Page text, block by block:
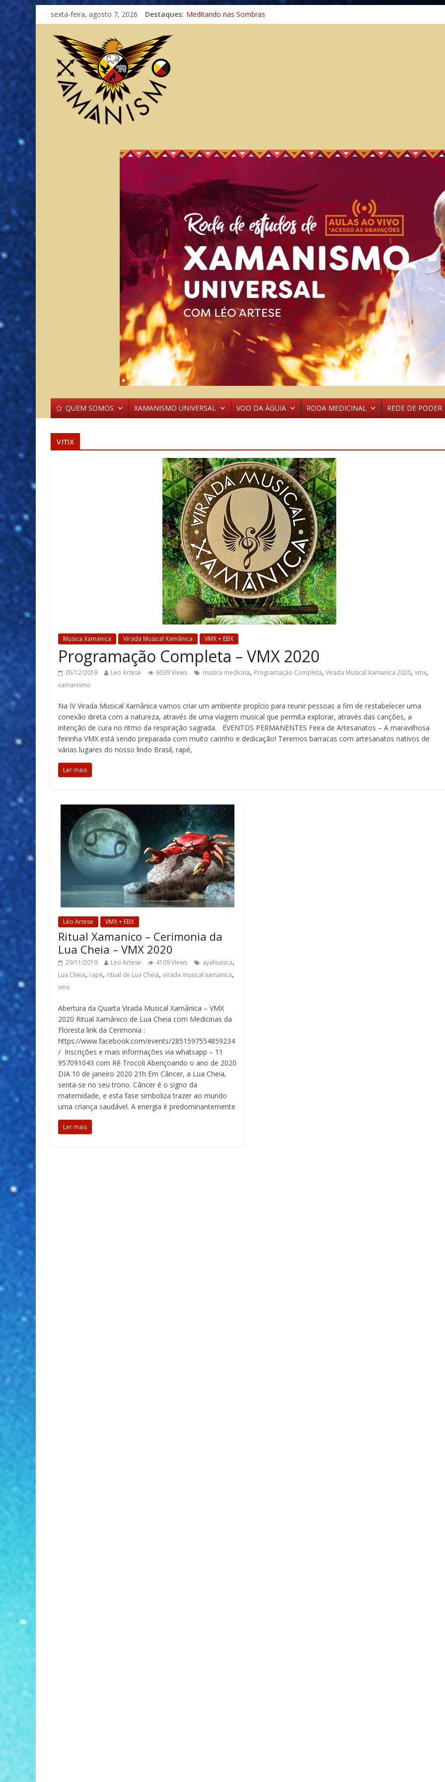
sexta-feira, agosto 7, 2026 Destaques:
Imaginação na Cura
Meditando nas Sombras
QUEM SOMOS XAMANISMO UNIVERSAL VOO DA ÁGUIA RODA MEDICINAL REDE DE PODER
vmx
Musica Xamanica Virada Musical Xamânica VMX + EBX
Programação Completa – VMX 2020
05/12/2019 Leo Artese 6039 Views musica medicina, Programação Completa, Virada Musical Xamanica 2020, vmx,
xamanismo
Na IV Virada Musical Xamânica vamos criar um ambiente propício para reunir pessoas a fim de restabelecer uma
conexão direta com a natureza, através de uma viagem musical que permita explorar, através das canções, a
intenção de cura no ritmo da respiração sagrada. EVENTOS PERMANENTES Feira de Artesanatos – A maravilhosa
feirinha VMX está sendo preparada com muito carinho e dedicação! Teremos barracas com artesanatos nativos de
várias lugares do nosso lindo Brasil, rapé,
Ler mais
Léo Artese VMX + EBX
Ritual Xamanico – Cerimonia da
Lua Cheia – VMX 2020
29/11/2019 Leo Artese 4109 Views ayahuasca,
Lua Cheia, rapé, ritual de Lua Cheia, virada musical xamanica,
vmx
Abertura da Quarta Virada Musical Xamânica – VMX
2020 Ritual Xamânico de Lua Cheia com Medicinas da
Floresta link da Cerimonia :
https://www.facebook.com/events/2851597554859234
/ Inscrições e mais informações via whatsapp – 11
957091043 com Rê Trocoli Abençoando o ano de 2020
DIA 10 de janeiro 2020 21h Em Câncer, a Lua Cheia,
senta-se no seu trono. Câncer é o signo da
maternidade, e esta fase simboliza trazer ao mundo
uma criança saudável. A energia é predominantemente
Ler mais